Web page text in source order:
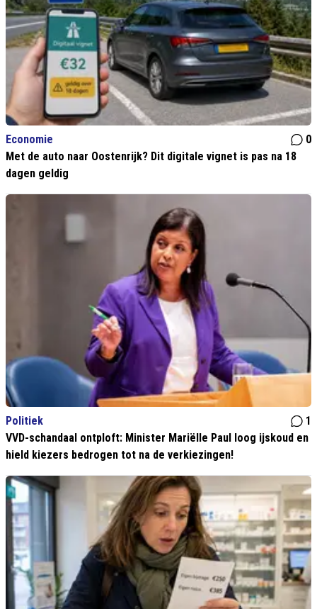
Economie
0
Met de auto naar Oostenrijk? Dit digitale vignet is pas na 18
dagen geldig
Politiek
1
VVD-schandaal ontploft: Minister Mariëlle Paul loog ijskoud en
hield kiezers bedrogen tot na de verkiezingen!